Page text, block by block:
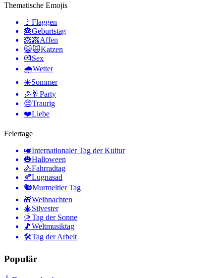
Thematische Emojis
🚩Flaggen
🎂Geburtstag
🙈🙉Affen
😺🙀Katzen
💏Sex
🌧Wetter
☀️Sommer
🎉🥂Party
😔Traurig
❤️Liebe
Feiertage
🎺Internationaler Tag der Kultur
🎃Halloween
🚴Fahrradtag
🍂Lugnasad
🐿Murmeltier Tag
🎁Weihnachten
🎄Silvester
🌞Tag der Sonne
🎵 Weltmusiktag
🛠Tag der Arbeit
Populär